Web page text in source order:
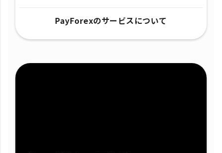
PayForexのサービスについて